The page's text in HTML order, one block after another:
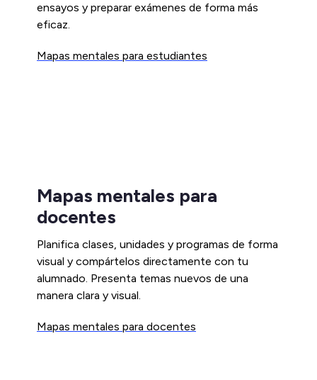
ensayos y preparar exámenes de forma más
eficaz.
Mapas mentales para estudiantes
Mapas mentales para
docentes
Planifica clases, unidades y programas de forma
visual y compártelos directamente con tu
alumnado. Presenta temas nuevos de una
manera clara y visual.
Mapas mentales para docentes